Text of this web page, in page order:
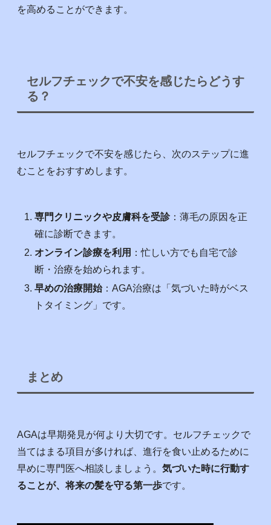
を高めることができます。
セルフチェックで不安を感じたらどうす
る？
セルフチェックで不安を感じたら、次のステップに進
むことをおすすめします。
専門クリニックや皮膚科を受診：薄毛の原因を正
確に診断できます。
オンライン診療を利用 ：忙しい方でも自宅で診
断・治療を始められます。
早めの治療開始：AGA治療は「気づいた時がベス
トタイミング」です。
まとめ
AGAは早期発見が何より大切です。セルフチェックで
当てはまる項目が多ければ、進行を食い止めるために
早めに専門医へ相談しましょう。 気づいた時に行動す
ることが、将来の髪を守る第一歩です。